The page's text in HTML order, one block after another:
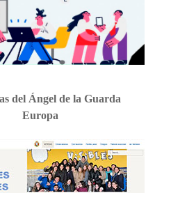
del Ángel de la Guarda
Europa